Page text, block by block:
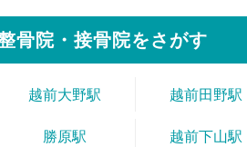
骨院・接骨院をさがす
越前大野駅 越前田野駅
勝原駅 越前下山駅